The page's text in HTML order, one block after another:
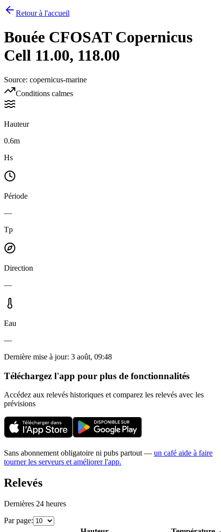
Retour à l'accueil
Bouée CFOSAT Copernicus
Cell 11.00, 118.00
Source: copernicus-marine
Conditions calmes
Hauteur
0.6m
Hs
Période
—
Tp
Direction
—
Eau
—
Dernière mise à jour: 3 août, 09:48
Téléchargez l'app pour plus de fonctionnalités
Accédez aux relevés historiques et comparez les relevés avec les
prévisions
Sans abonnement obligatoire ni pubs partout — un café aide à faire
tourner les serveurs et améliorer l'app.
Relevés
Dernières 24 heures
Par page: